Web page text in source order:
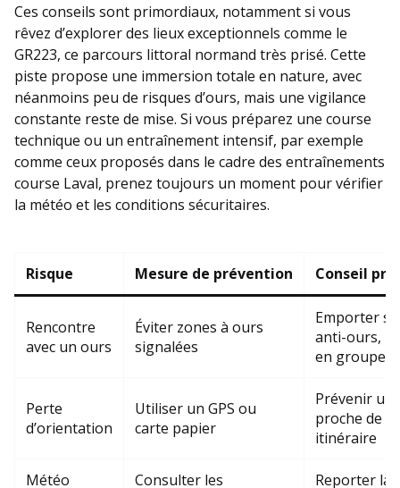
Ces conseils sont primordiaux, notamment si vous
rêvez d’explorer des lieux exceptionnels comme le
GR223, ce parcours littoral normand très prisé. Cette
piste propose une immersion totale en nature, avec
néanmoins peu de risques d’ours, mais une vigilance
constante reste de mise. Si vous préparez une course
technique ou un entraînement intensif, par exemple
comme ceux proposés dans le cadre des entraînements
course Laval, prenez toujours un moment pour vérifier
la météo et les conditions sécuritaires.
Risque Mesure de prévention Conseil
Rencontre
avec un ours
Éviter zones à ours
signalées
Emporter
anti-ours,
en groupe
Perte
d’orientation
Utiliser un GPS ou
carte papier
Prévenir un
proche de
itinéraire
Météo Consulter les Reporter la